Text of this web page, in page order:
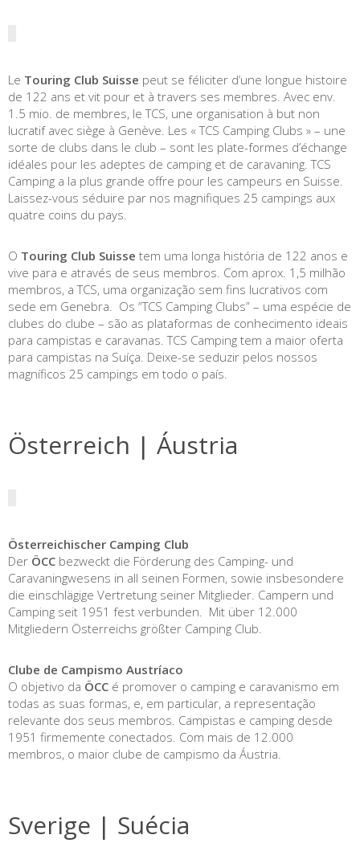
Le Touring Club Suisse peut se féliciter d’une longue histoire
de 122 ans et vit pour et à travers ses membres. Avec env.
1.5 mio. de membres, le TCS, une organisation à but non
lucratif avec siège à Genève. Les « TCS Camping Clubs » – une
sorte de clubs dans le club – sont les plate-formes d’échange
idéales pour les adeptes de camping et de caravaning. TCS
Camping a la plus grande offre pour les campeurs en Suisse.
Laissez-vous séduire par nos magnifiques 25 campings aux
quatre coins du pays.
O Touring Club Suisse tem uma longa história de 122 anos e
vive para e através de seus membros. Com aprox. 1,5 milhão
membros, a TCS, uma organização sem fins lucrativos com
sede em Genebra. Os “TCS Camping Clubs” – uma espécie de
clubes do clube – são as plataformas de conhecimento ideais
para campistas e caravanas. TCS Camping tem a maior oferta
para campistas na Suíça. Deixe-se seduzir pelos nossos
magníficos 25 campings em todo o país.
Österreich | Áustria
Österreichischer Camping Club
Der ÖCC bezweckt die Förderung des Camping- und
Caravaningwesens in all seinen Formen, sowie insbesondere
die einschlägige Vertretung seiner Mitglieder. Campern und
Camping seit 1951 fest verbunden. Mit über 12.000
Mitgliedern Österreichs größter Camping Club.
Clube de Campismo Austríaco
O objetivo da ÖCC é promover o camping e caravanismo em
todas as suas formas, e, em particular, a representação
relevante dos seus membros. Campistas e camping desde
1951 firmemente conectados. Com mais de 12.000
membros, o maior clube de campismo da Áustria.
Sverige | Suécia